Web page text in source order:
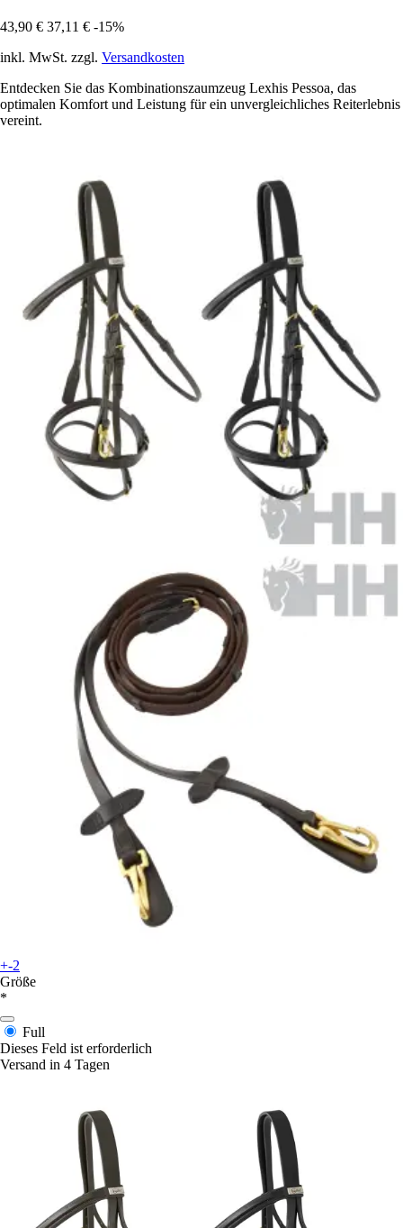
43,90 € 37,11 € -15%
inkl. MwSt. zzgl. Versandkosten
Entdecken Sie das Kombinationszaumzeug Lexhis Pessoa, das
optimalen Komfort und Leistung für ein unvergleichliches Reiterlebnis
vereint.
+-2
Größe
*
Full
Dieses Feld ist erforderlich
Versand in 4 Tagen